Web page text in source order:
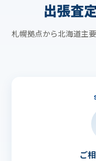
出張査
札幌拠点から北海道主
ご